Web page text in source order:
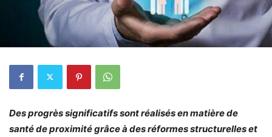
Des progrès significatifs sont réalisés en matière de
santé de proximité grâce à des réformes structurelles et